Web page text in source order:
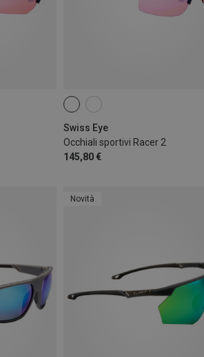
Swiss Eye
Occhiali sportivi Racer 2
145,80 €
Novità